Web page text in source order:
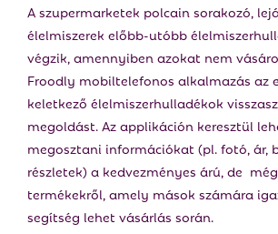
A szupermarketek polcain sorakozó,
élelmiszerek előbb-utóbb
végzik, amennyiben azokat nem
Froodly mobiltelefonos alkalmazás az
keletkező élelmiszerhulladékok
megoldást. Az applikáción keresztül
megosztani információkat (pl. fotó, ár,
részletek) a kedvezményes árú, de
termékekről, amely mások számára
segítség lehet vásárlás során.